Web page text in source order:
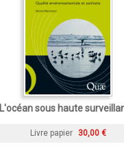
L'océan sous haute
Livre papier 30,00 €